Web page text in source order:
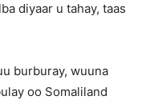
diyaar u tahay, taas
burburay, wuuna
oo Somaliland